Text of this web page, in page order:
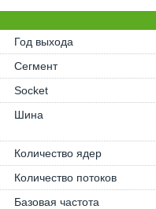
Год выхода
Сегмент
Socket
Шина
Количество ядер
Количество потоков
Базовая частота